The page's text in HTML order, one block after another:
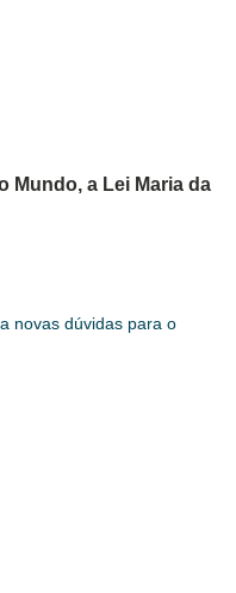
Mundo, a Lei Maria da